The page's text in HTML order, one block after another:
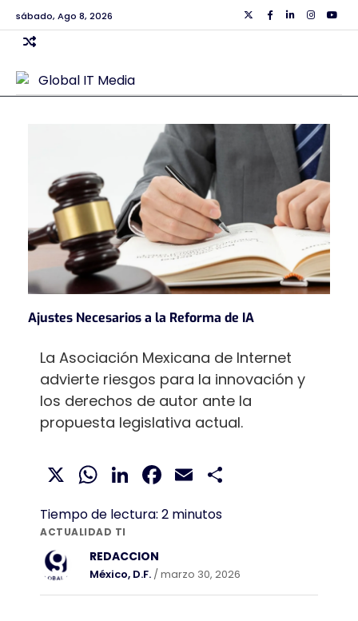
Skip
to
content
sábado, Ago 8, 2026 TwiiterFacebook
Linkedin
Ajustes Necesarios a la Reforma de IA
X WhatsApp
LinkedIn
Facebook
Email
Tiempo de lectura: 2 minutos
ACTUALIDAD TI
La Asociación Mexicana de Internet
advierte riesgos para la innovación y
los derechos de autor ante la
propuesta legislativa actual.
REDACCION
México, D.F. / marzo 30, 2026